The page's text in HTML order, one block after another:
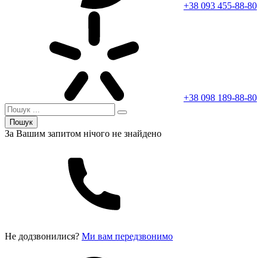
+38 093 455-88-80
+38 098 189-88-80
Пошук
За Вашим запитом нічого не знайдено
Не додзвонилися? Ми вам передзвонимо